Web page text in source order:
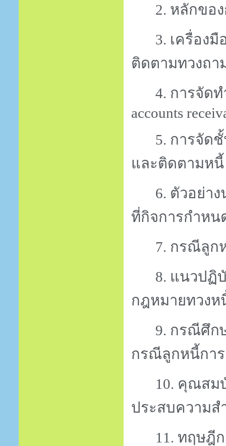
2. หลักขอ
3. เครื่อง
ติดตามทวงถ
4. การจัด
accounts
5. การจัด
และติดตามหนี้
6. ตัวอย่า
ที่กิจการกำหน
7. กรณีลูก
8. แนวปฏิ
กฎหมายทวงห
9. กรณีศึก
กรณีลูกหนี้กา
10. คุณสม
ประสบความส
11. ทฤษฎี